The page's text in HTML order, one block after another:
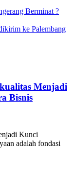
Berminat ?
ke Palembang
Menjadi
Bisnis
Kunci
adalah fondasi